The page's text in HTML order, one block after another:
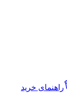
راهنمای خرید